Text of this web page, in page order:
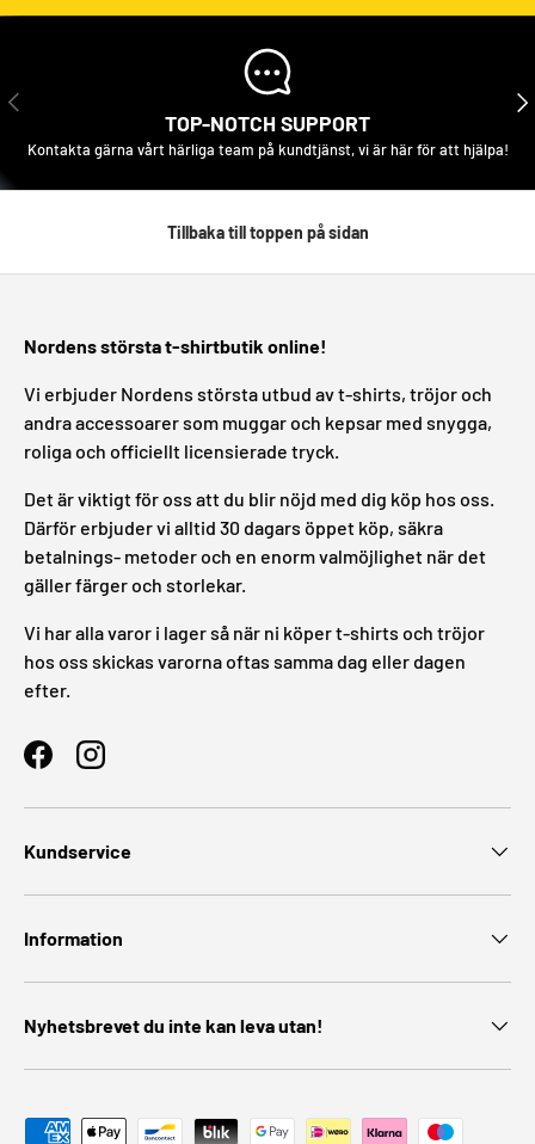
FÖREGÅENDE
TOP-NOTCH SUPPORT
Kontakta gärna vårt härliga team på kundtjänst, vi är här för att hjälpa!
Tillbaka till toppen på sidan
Nordens största t-shirtbutik online!
Vi erbjuder Nordens största utbud av t-shirts, tröjor och
andra accessoarer som muggar och kepsar med snygga,
roliga och officiellt licensierade tryck.
Det är viktigt för oss att du blir nöjd med dig köp hos oss.
Därför erbjuder vi alltid 30 dagars öppet köp, säkra
betalnings- metoder och en enorm valmöjlighet när det
gäller färger och storlekar.
Vi har alla varor i lager så när ni köper t-shirts och tröjor
hos oss skickas varorna oftas samma dag eller dagen
efter.
FacebookInstagram
Kundservice
Information
Nyhetsbrevet du inte kan leva utan!
Godkända betalningsmetoder